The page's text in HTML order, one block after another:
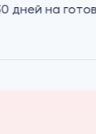
дней на